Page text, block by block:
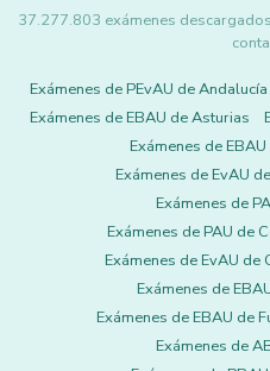
37.277.803 exámenes
Exámenes de PEvAU de Andalucía
Exámenes de EBAU de Asturias
Exámenes de
Exámenes de EvAU
Exámenes de
Exámenes de PAU de
Exámenes de EvAU
Exámenes de
Exámenes de EBAU de
Exámenes de